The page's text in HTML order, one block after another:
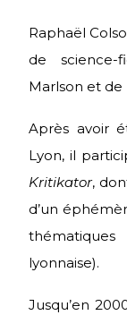
Raphaël
de science-
Marlson et de
Après avoir
Lyon, il
Kritikator,
d’un
lyonnaise).
Jusqu’en